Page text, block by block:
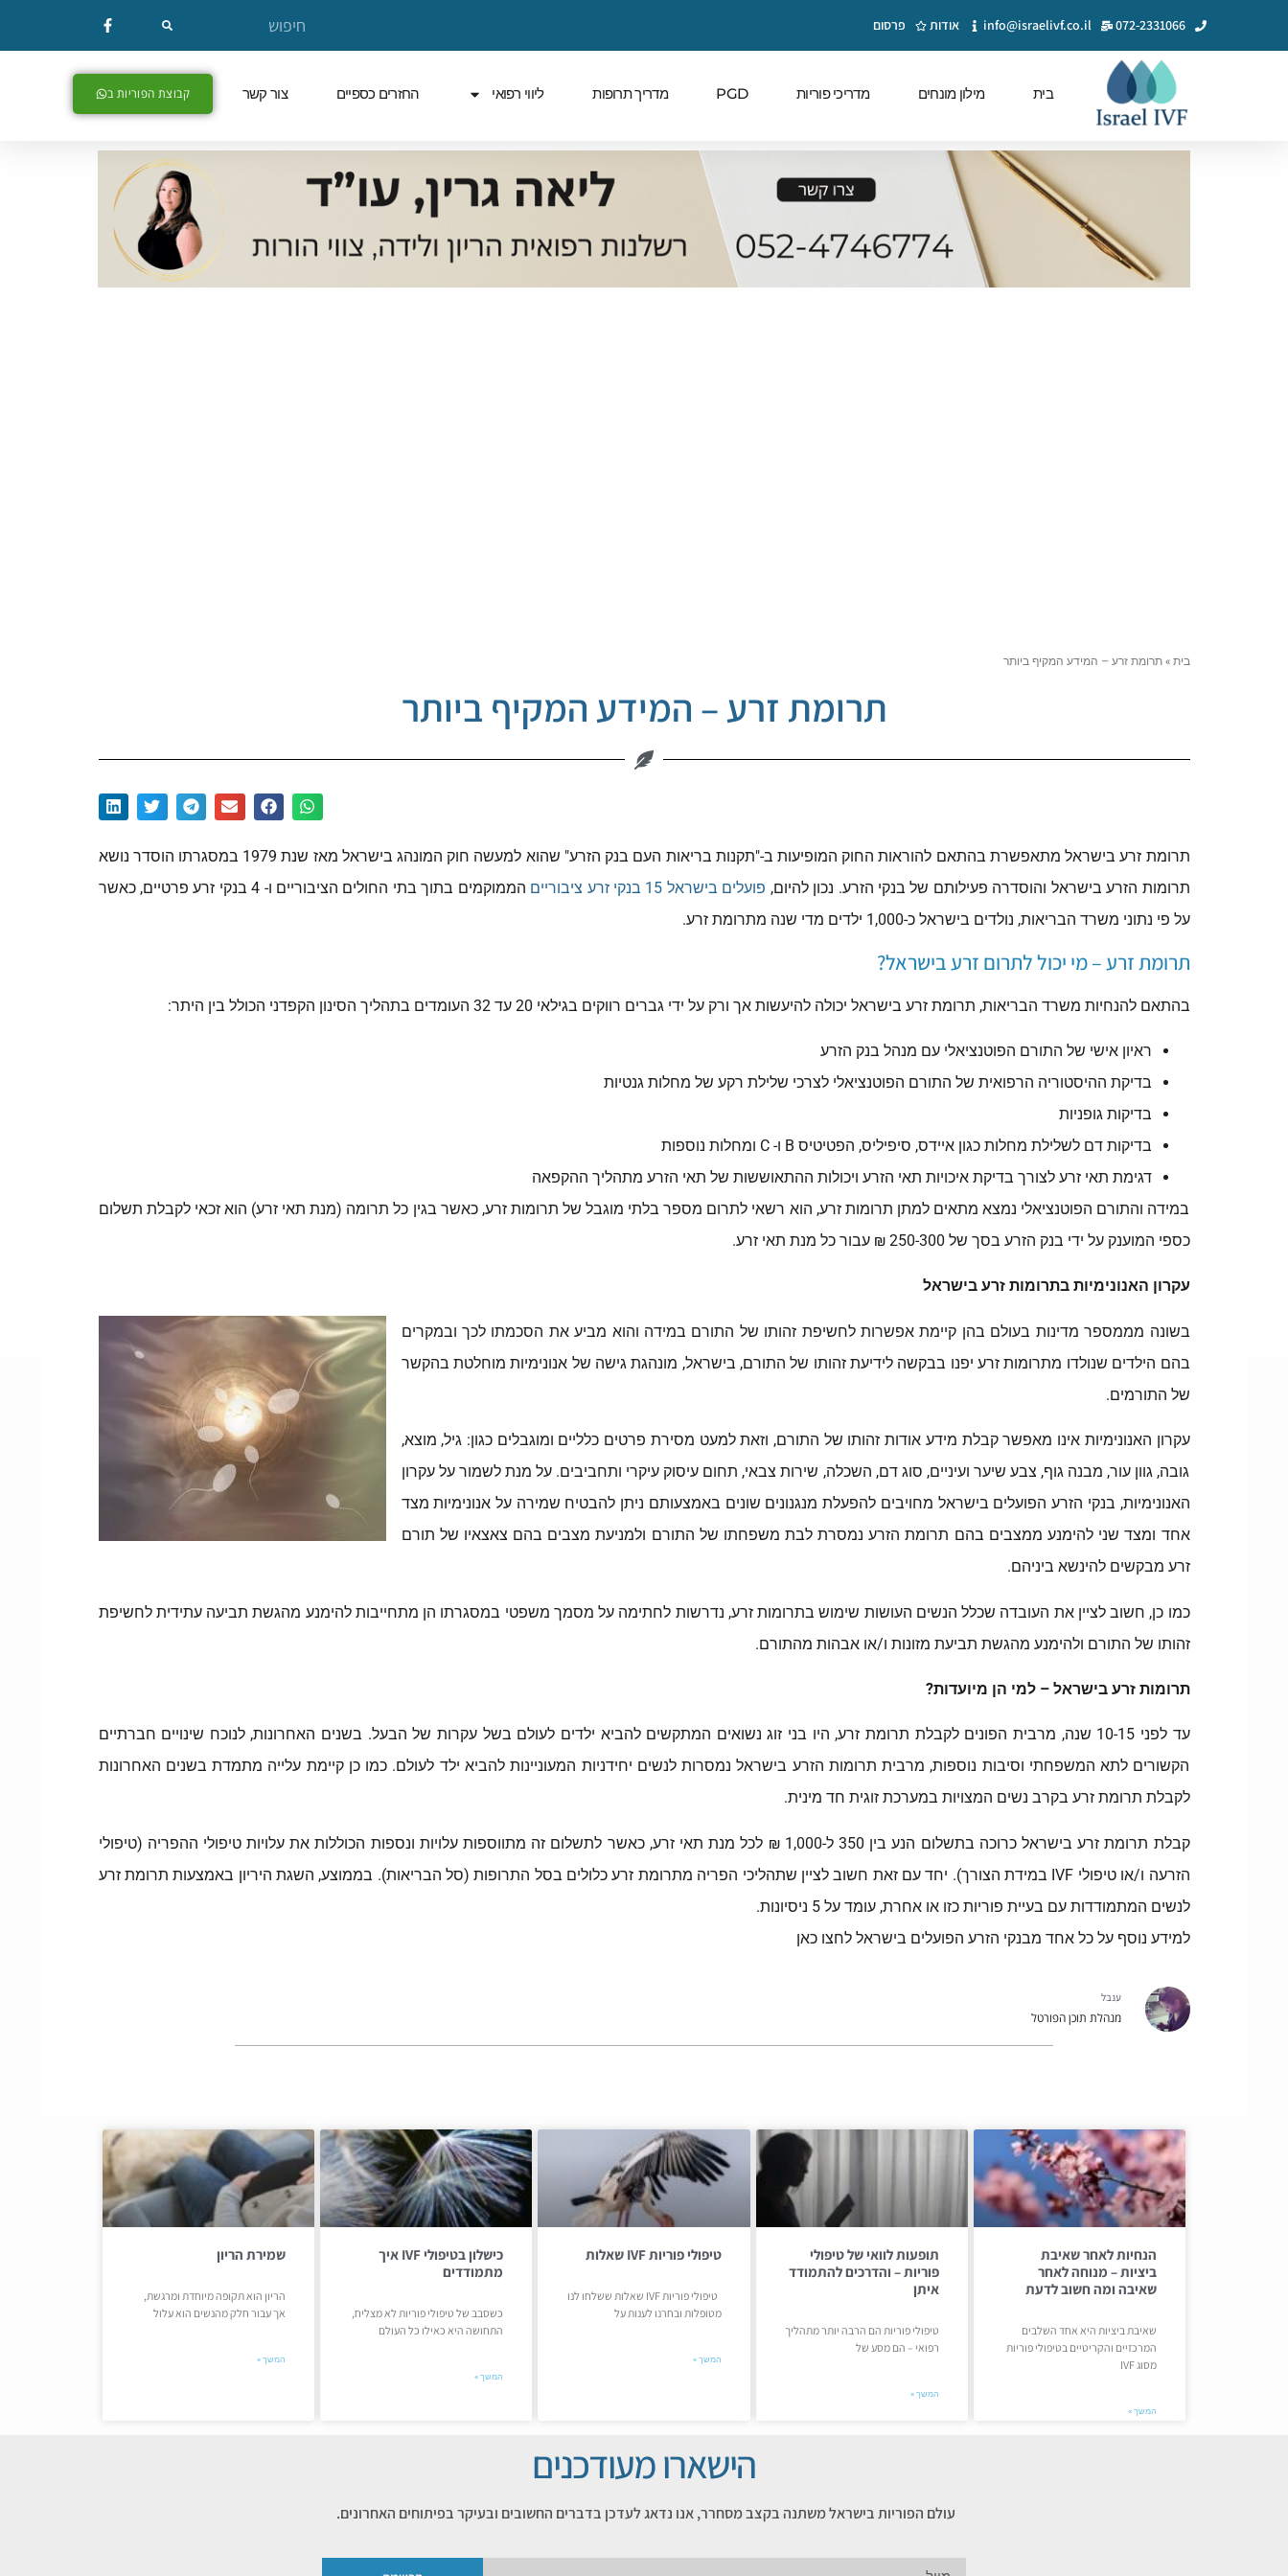
072-2331066
info@israelivf.co.il אודות פרסום
בית מילון מונחים מדריכי פוריות PGD מדריך תרופות ליווי רפואי החזרים כספיים צור קשר קבוצת הפוריות ב
בית»תרומת זרע – המידע המקיף ביותר
תרומת זרע – המידע המקיף ביותר
תרומת זרע בישראל מתאפשרת בהתאם להוראות החוק המופיעות ב-"תקנות בריאות העם בנק הזרע" שהוא למעשה חוק המונהג בישראל מאז שנת 1979 במסגרתו הוסדר נושא
תרומות הזרע בישראל והוסדרה פעילותם של בנקי הזרע. נכון להיום, פועלים בישראל 15 בנקי זרע ציבוריים
הממוקמים בתוך בתי החולים הציבוריים ו- 4 בנקי זרע פרטיים, כאשר
על פי נתוני משרד הבריאות, נולדים בישראל כ-1,000 ילדים מדי שנה מתרומת זרע.
תרומת זרע – מי יכול לתרום זרע בישראל?
בהתאם להנחיות משרד הבריאות, תרומת זרע בישראל יכולה להיעשות אך ורק על ידי גברים רווקים בגילאי 20 עד 32 העומדים בתהליך הסינון הקפדני הכולל בין היתר:
ראיון אישי של התורם הפוטנציאלי עם מנהל בנק הזרע
בדיקת ההיסטוריה הרפואית של התורם הפוטנציאלי לצרכי שלילת רקע של מחלות גנטיות
בדיקות גופניות
בדיקות דם לשלילת מחלות כגון איידס, סיפיליס, הפטיטיס B ו- C ומחלות נוספות
דגימת תאי זרע לצורך בדיקת איכויות תאי הזרע ויכולות ההתאוששות של תאי הזרע מתהליך ההקפאה
במידה והתורם הפוטנציאלי נמצא מתאים למתן תרומות זרע, הוא רשאי לתרום מספר בלתי מוגבל של תרומות זרע, כאשר בגין כל תרומה (מנת תאי זרע) הוא זכאי לקבלת תשלום
כספי המוענק על ידי בנק הזרע בסך של 250-300 ₪ עבור כל מנת תאי זרע.
עקרון האנונימיות בתרומות זרע בישראל
בשונה מממספר מדינות בעולם בהן קיימת אפשרות לחשיפת זהותו של התורם במידה והוא מביע את הסכמתו לכך ובמקרים
בהם הילדים שנולדו מתרומות זרע יפנו בבקשה לידיעת זהותו של התורם, בישראל, מונהגת גישה של אנונימיות מוחלטת בהקשר
של התורמים.
עקרון האנונימיות אינו מאפשר קבלת מידע אודות זהותו של התורם, וזאת למעט מסירת פרטים כלליים ומוגבלים כגון: גיל, מוצא,
גובה, גוון עור, מבנה גוף, צבע שיער ועיניים, סוג דם, השכלה, שירות צבאי, תחום עיסוק עיקרי ותחביבים. על מנת לשמור על עקרון
האנונימיות, בנקי הזרע הפועלים בישראל מחויבים להפעלת מנגנונים שונים באמצעותם ניתן להבטיח שמירה על אנונימיות מצד
אחד ומצד שני להימנע ממצבים בהם תרומת הזרע נמסרת לבת משפחתו של התורם ולמניעת מצבים בהם צאצאיו של תורם
זרע מבקשים להינשא ביניהם.
כמו כן, חשוב לציין את העובדה שכלל הנשים העושות שימוש בתרומות זרע, נדרשות לחתימה על מסמך משפטי במסגרתו הן מתחייבות להימנע מהגשת תביעה עתידית לחשיפת
זהותו של התורם ולהימנע מהגשת תביעת מזונות ו/או אבהות מהתורם.
תרומות זרע בישראל – למי הן מיועדות?
עד לפני 10-15 שנה, מרבית הפונים לקבלת תרומת זרע, היו בני זוג נשואים המתקשים להביא ילדים לעולם בשל עקרות של הבעל. בשנים האחרונות, לנוכח שינויים חברתיים
הקשורים לתא המשפחתי וסיבות נוספות, מרבית תרומות הזרע בישראל נמסרות לנשים יחידניות המעוניינות להביא ילד לעולם. כמו כן קיימת עלייה מתמדת בשנים האחרונות
לקבלת תרומת זרע בקרב נשים המצויות במערכת זוגית חד מינית.
קבלת תרומת זרע בישראל כרוכה בתשלום הנע בין 350 ל-1,000 ₪ לכל מנת תאי זרע, כאשר לתשלום זה מתווספות עלויות ונספות הכוללות את עלויות טיפולי ההפריה (טיפולי
הזרעה ו/או טיפולי IVF במידת הצורך). יחד עם זאת חשוב לציין שתהליכי הפריה מתרומת זרע כלולים בסל התרופות (סל הבריאות). בממוצע, השגת היריון באמצעות תרומת זרע
לנשים המתמודדות עם בעיית פוריות כזו או אחרת, עומד על 5 ניסיונות.
למידע נוסף על כל אחד מבנקי הזרע הפועלים בישראל לחצו כאן
ענבל
מנהלת תוכן הפורטל
הנחיות לאחר שאיבת
ביציות – מנוחה לאחר
שאיבה ומה חשוב לדעת
שאיבת ביציות היא אחד השלבים
המרכזיים והקריטיים בטיפולי פוריות
מסוג IVF
המשך »
תופעות לוואי של טיפולי
פוריות – והדרכים להתמודד
איתן
טיפולי פוריות הם הרבה יותר מתהליך
רפואי – הם מסע של
המשך »
טיפולי פוריות IVF שאלות
טיפולי פוריות IVF שאלות ששלחו לנו
מטופלות ובחרנו לענות על
המשך »
כישלון בטיפולי IVF איך
מתמודדים
כשסבב של טיפולי פוריות לא מצליח,
התחושה היא כאילו כל העולם
המשך »
שמירת הריון
הריון הוא תקופה מיוחדת ומרגשת,
אך עבור חלק מהנשים הוא עלול
המשך »
הישארו מעודכנים
עולם הפוריות בישראל משתנה בקצב מסחרר, אנו נדאג לעדכן בדברים החשובים ובעיקר בפיתוחים האחרונים.